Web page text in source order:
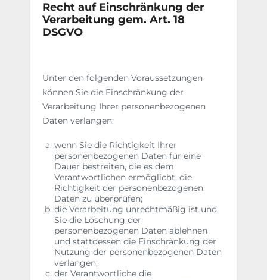
Recht auf Einschränkung der
Verarbeitung gem. Art. 18
DSGVO
Unter den folgenden Voraussetzungen
können Sie die Einschränkung der
Verarbeitung Ihrer personenbezogenen
Daten verlangen:
wenn Sie die Richtigkeit Ihrer
personenbezogenen Daten für eine
Dauer bestreiten, die es dem
Verantwortlichen ermöglicht, die
Richtigkeit der personenbezogenen
Daten zu überprüfen;
die Verarbeitung unrechtmäßig ist und
Sie die Löschung der
personenbezogenen Daten ablehnen
und stattdessen die Einschränkung der
Nutzung der personenbezogenen Daten
verlangen;
der Verantwortliche die